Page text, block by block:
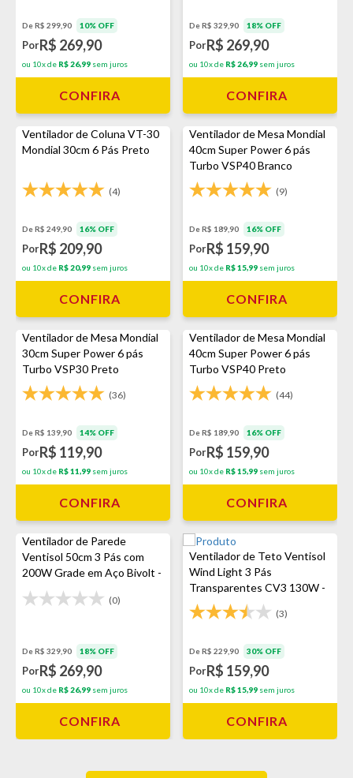
De R$ 299,90 10% OFF
PorR$ 269,90
ou 10x de R$ 26,99 sem juros
CONFIRA
De R$ 329,90 18% OFF
PorR$ 269,90
ou 10x de R$ 26,99 sem juros
CONFIRA
Ventilador de Coluna VT-30
Mondial 30cm 6 Pás Preto
(4)
De R$ 249,90 16% OFF
PorR$ 209,90
ou 10x de R$ 20,99 sem juros
CONFIRA
Ventilador de Mesa Mondial
40cm Super Power 6 pás
Turbo VSP40 Branco
(9)
De R$ 189,90 16% OFF
PorR$ 159,90
ou 10x de R$ 15,99 sem juros
CONFIRA
Ventilador de Mesa Mondial
30cm Super Power 6 pás
Turbo VSP30 Preto
(36)
De R$ 139,90 14% OFF
PorR$ 119,90
ou 10x de R$ 11,99 sem juros
CONFIRA
Ventilador de Mesa Mondial
40cm Super Power 6 pás
Turbo VSP40 Preto
(44)
De R$ 189,90 16% OFF
PorR$ 159,90
ou 10x de R$ 15,99 sem juros
CONFIRA
Ventilador de Parede
Ventisol 50cm 3 Pás com
200W Grade em Aço Bivolt -
Preto
(0)
De R$ 329,90 18% OFF
PorR$ 269,90
ou 10x de R$ 26,99 sem juros
CONFIRA
Ventilador de Teto Ventisol
Wind Light 3 Pás
Transparentes CV3 130W -
Branco
(3)
De R$ 229,90 30% OFF
PorR$ 159,90
ou 10x de R$ 15,99 sem juros
CONFIRA